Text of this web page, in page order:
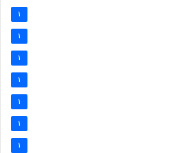
1
1
1
1
1
1
1